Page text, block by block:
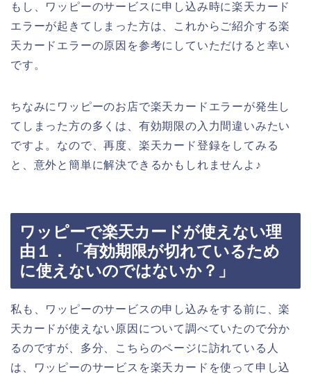
もし、ワッピーのサービスに申し込み時に楽天カード
エラーが起きてしまった方は、これからご紹介する楽
天カードエラーの原因を参考にしていただけると幸い
です。
ちなみにワッピーのお店で楽天カードエラーが発生し
てしまった方の多くは、有効期限の入力間違いみたい
ですよ。なので、再度、楽天カード登録をしてみる
と、意外と簡単に解決できるかもしれませんよ♪
ワッピーで楽天カードが使えない理
由１．「有効期限が切れているため
に使えないのではないか？」
私も、ワッピーのサービスの申し込みをする前に、楽
天カードが使えない原因について調べていたので分か
るのですが、多分、こちらのページに訪れている人
は、ワッピーのサービスを楽天カードを使って申し込